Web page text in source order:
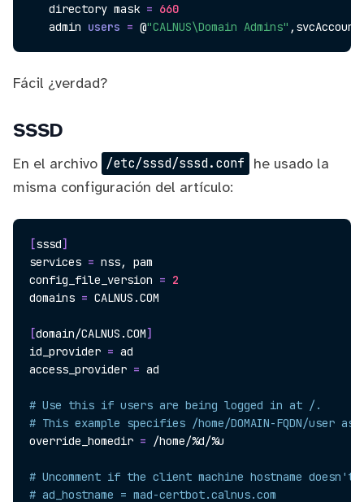
   directory mask
= 660
   admin
users = @"CALNUS\Domain Admins"
Fácil ¿verdad?
SSSD
En el archivo /etc/sssd/sssd.conf
he usado la
misma configuración del artículo:
[sssd]
services = nss, pam
config_file_version = 2
domains = CALNUS.COM
[domain/CALNUS.COM]
id_provider = ad
access_provider = ad
# Use this if users are being logged in at /.
# This example specifies /home/DOMAIN-FQDN/user as
override_homedir = /home/%d/%u
# Uncomment if the client machine hostname
# ad_hostname = mad-certbot.calnus.com